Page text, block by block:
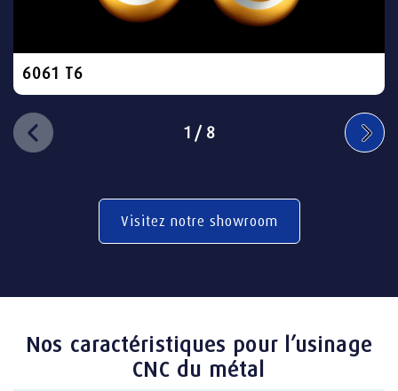
6061 T6
1/ 8
Visitez notre showroom
Nos caractéristiques pour l’usinage
CNC du métal